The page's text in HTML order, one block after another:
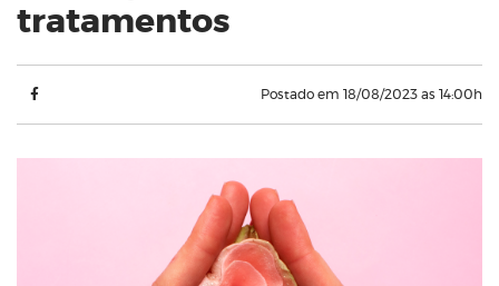
tratamentos
Postado em 18/08/2023 as 14:00h